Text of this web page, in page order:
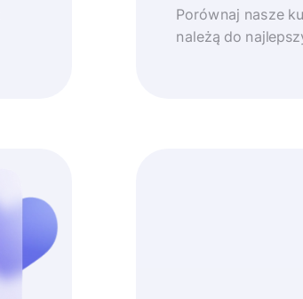
Porównaj nasze
należą do